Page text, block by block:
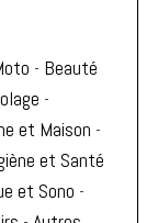
- Beauté
-
et Maison -
et Santé
et Sono -